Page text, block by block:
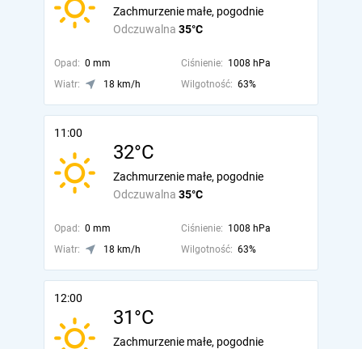
Odczuwalna 35°C
Zachmurzenie małe, pogodnie
Opad: 0 mm Ciśnienie: 1008 hPa
Wiatr:
18 km/h Wilgotność: 63%
11:00
32°C
Odczuwalna 35°C
Zachmurzenie małe, pogodnie
Opad: 0 mm Ciśnienie: 1008 hPa
Wiatr:
18 km/h Wilgotność: 63%
12:00
31°C
Zachmurzenie małe, pogodnie